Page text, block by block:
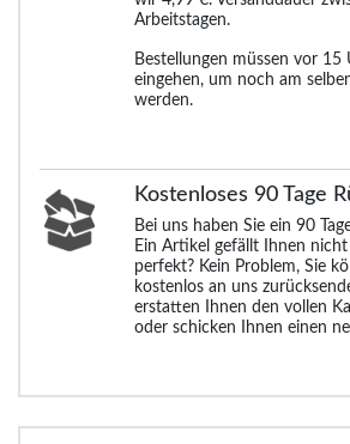
Arbeitstagen.
Bestellungen müssen vor 15
eingehen, um noch am
werden.
Kostenloses 90 Tage
Bei uns haben Sie ein 90
Ein Artikel gefällt Ihnen
perfekt? Kein Problem, Sie
kostenlos an uns
erstatten Ihnen den vollen
oder schicken Ihnen einen